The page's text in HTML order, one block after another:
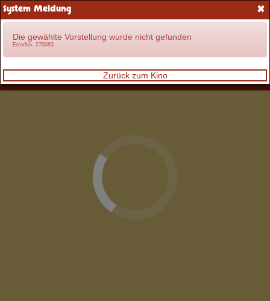
Anmelden
×
System Meldung
Die gewählte Vorstellung wurde nicht gefunden
ErrorNo. 270083
Zurück zum Kino